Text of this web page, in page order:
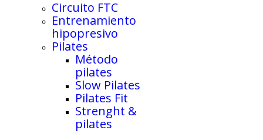
Circuito FTC
Entrenamiento
hipopresivo
Pilates
Método
pilates
Slow Pilates
Pilates Fit
Strenght &
pilates